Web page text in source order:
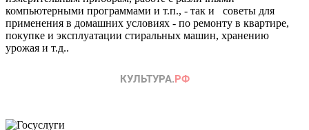
компьютерными программами и т.п., - так и советы для
применения в домашних условиях - по ремонту в квартире,
покупке и эксплуатации стиральных машин, хранению
урожая и т.д..